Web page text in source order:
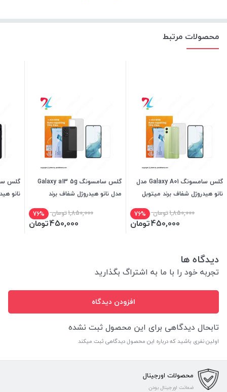
محصولات مرتبط
گلس سامسونگ Galaxy A01 مدل
نانو هیدروژل شفاف برند میتوبل
1,850,000تومان 76%
450,000تومان
گلس سامسونگ Galaxy a13 5g
مدل نانو هیدروژل شفاف برند
1,850,000تومان 76%
450,000تومان
نانو
دیدگاه ها
تجربه خود را با ما به اشتراگ بگذارید
افزودن دیدگاه
تابحال دیدگاهی برای این محصول ثبت نشده
اولین نفری باشید که درباره این محصول دیدگاهی ثبت میکند
محصولات اورجینال
ضمانت اورجینال بودن